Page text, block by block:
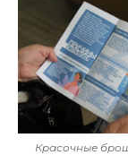
Красочные